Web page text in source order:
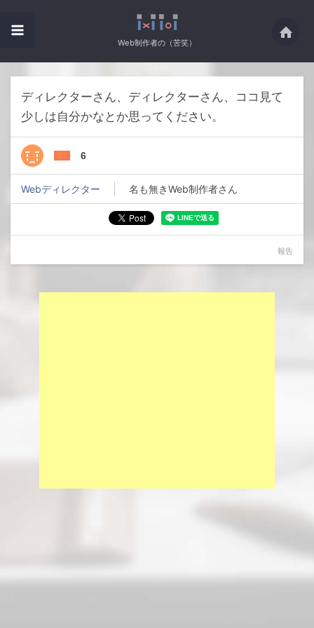
Web制作者の（苦笑）
ディレクターさん、ディレクターさん、ココ見て
少しは自分かなとか思ってください。
6
Webディレクター 名も無きWeb制作者さん
報告